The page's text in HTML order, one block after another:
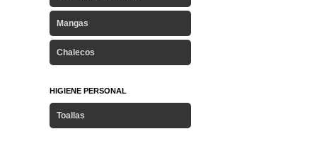
Mangas
Chalecos
HIGIENE PERSONAL
Toallas